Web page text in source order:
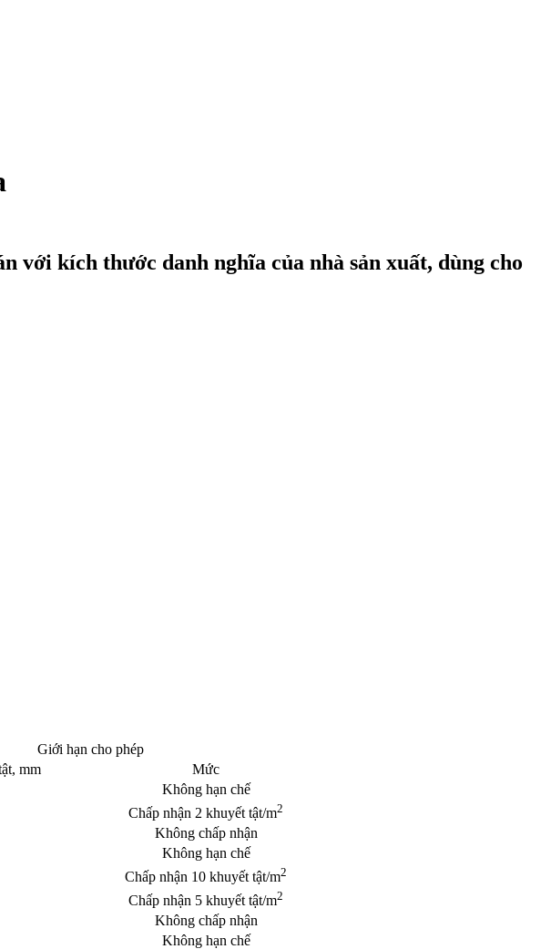
với kích thước danh nghĩa của nhà sản xuất, dùng cho
Giới hạn cho phép
mm
Mức
Không hạn chế
Chấp nhận 2 khuyết tật/m2
Không chấp nhận
Không hạn chế
Chấp nhận 10 khuyết tật/m2
Chấp nhận 5 khuyết tật/m2
Không chấp nhận
Không hạn chế